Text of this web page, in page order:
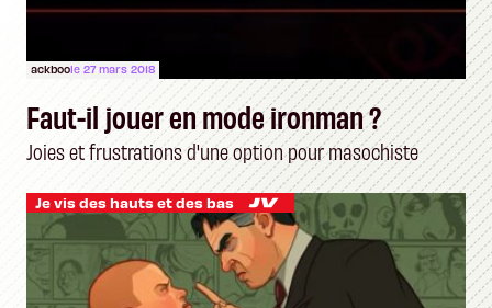
ackboole 27 mars 2018
Faut-il jouer en mode ironman ?
Joies et frustrations d'une option pour masochiste
Je vis des hauts et des bas